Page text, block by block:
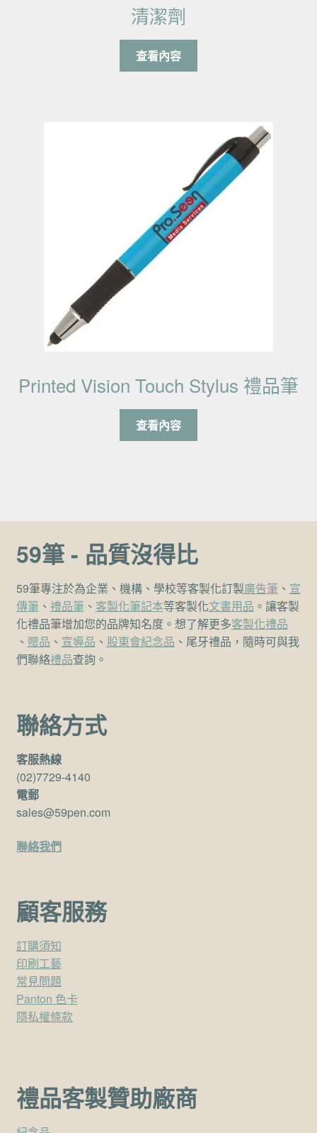
清潔劑
查看內容
Printed Vision Touch Stylus 禮品筆
查看內容
59筆 - 品質沒得比
59筆專注於為企業、機構、學校等客製化訂製廣告筆、 宣
傳筆、 禮品筆、 客製化筆記本等客製化文書用品 。讓客製
化禮品筆增加您的品牌知名度。想了解更多客製化禮品
、 贈品 、 宣導品 、 股東會紀念品 、尾牙禮品，隨時可與我
們聯絡禮品查詢。
聯絡方式
客服熱線
(02)7729-4140
電郵
sales@59pen.com
聯絡我們
顧客服務
訂購須知
印刷工藝
常見問題
Panton 色卡
隱私權條款
禮品客製贊助廠商